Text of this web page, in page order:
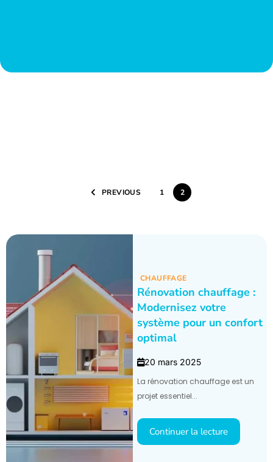
PREVIOUS 1 2
CHAUFFAGE
Rénovation chauffage :
Modernisez votre
système pour un confort
optimal
20 mars 2025
La rénovation chauffage est un
projet essentiel...
Continuer la lecture